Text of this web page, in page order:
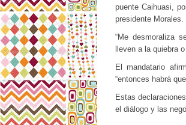
puente Caihuasi,
presidente Morales.
“Me desmoraliza
lleven a la quiebra
El mandatario
“entonces habrá
Estas
el diálogo y las